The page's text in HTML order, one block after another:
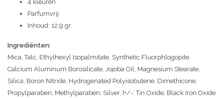
4 kleuren
Parfumvrij
Inhoud: 12,9 gr.
Ingrediënten:
Mica, Talc, Ethylhexyl Isopalmitate, Synthetic Fluorphlogopite,
Calcium Aluminum Borosilicate, Jojoba Oil, Magnesium Stearate,
Silica, Boron Nitride, Hydrogenated Polyisobutene, Dimethicone,
Propylparaben, Methylparaben, Silver, [+/-: Tin Oxide, Black Iron Oxide